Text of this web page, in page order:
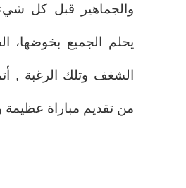
والجماهير قبل كل شيء
يحلم الجميع بخوضها،
الشغف وتلك الرغبة ,
من تقديم مباراة عظيمة